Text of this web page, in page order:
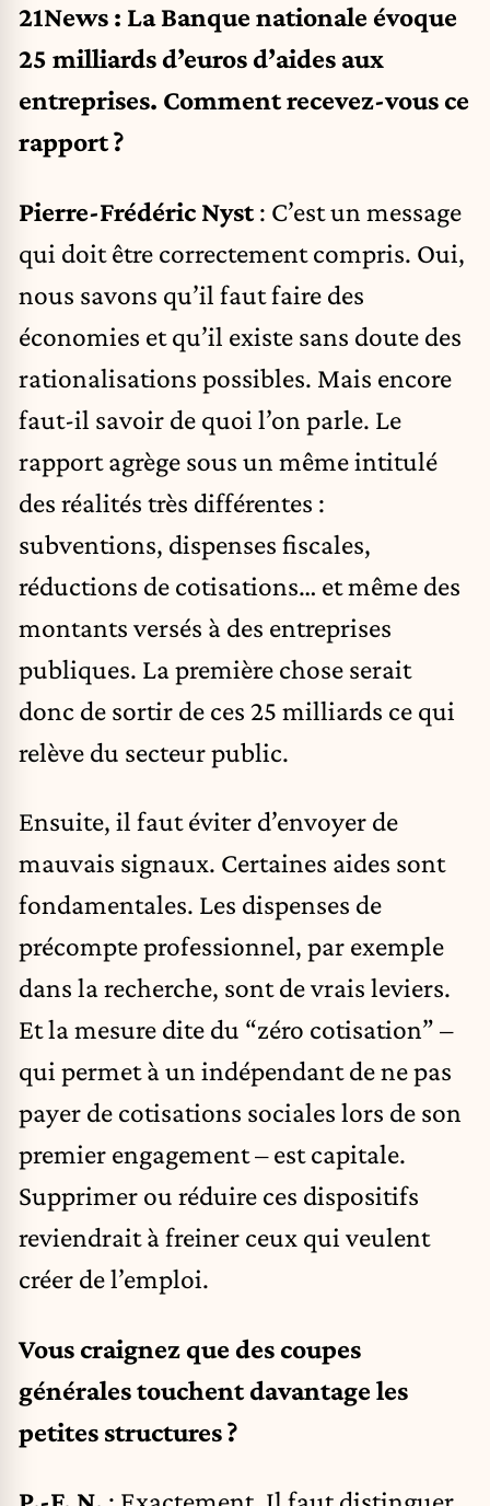
21News : La Banque nationale évoque
25 milliards d’euros d’aides aux
entreprises. Comment recevez-vous ce
rapport ?
Pierre-Frédéric Nyst : C’est un message
qui doit être correctement compris. Oui,
nous savons qu’il faut faire des
économies et qu’il existe sans doute des
rationalisations possibles. Mais encore
faut-il savoir de quoi l’on parle. Le
rapport agrège sous un même intitulé
des réalités très différentes :
subventions, dispenses fiscales,
réductions de cotisations… et même des
montants versés à des entreprises
publiques. La première chose serait
donc de sortir de ces 25 milliards ce qui
relève du secteur public.
Ensuite, il faut éviter d’envoyer de
mauvais signaux. Certaines aides sont
fondamentales. Les dispenses de
précompte professionnel, par exemple
dans la recherche, sont de vrais leviers.
Et la mesure dite du “zéro cotisation” –
qui permet à un indépendant de ne pas
payer de cotisations sociales lors de son
premier engagement – est capitale.
Supprimer ou réduire ces dispositifs
reviendrait à freiner ceux qui veulent
créer de l’emploi.
Vous craignez que des coupes
générales touchent davantage les
petites structures ?